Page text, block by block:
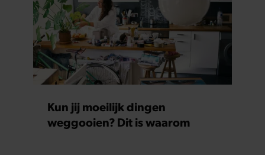
Kun jij moeilijk dingen
weggooien? Dit is waarom